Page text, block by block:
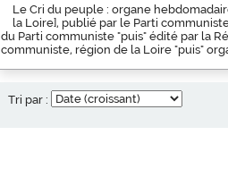
Le Cri du peuple : organe
la Loire], publié par le Parti
du Parti communiste "puis" édité par la
communiste, région de la Loire "puis"
Tri par :